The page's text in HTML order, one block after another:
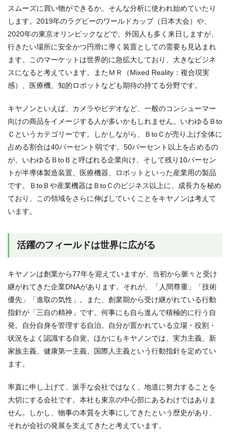
スムーズに買い物ができるか。そんな分析に使われ始めていたり
します。2019年のラグビーのワールドカップ（日本大会）や、
2020年の東京オリンピックなどで、外国人も多く来日しますが、
行きたい場所に安全かつ円滑に導く装置としての需要も見込まれ
ます。このマーケットは世界的に急拡大しており、大きなビジネ
スになると考えています。またＭＲ（Mixed Reality：複合現実
感）、医療機、知的ロボットなども期待の持てる分野です。
キヤノンといえば、カメラやビデオなど、一般のコンシューマー
向けの商品をイメージする人が多いかもしれません。いわゆるＢto
Ｃというカテゴリーです。しかしながら、ＢtoＣが売り上げ全体に
占める割合は40パーセント弱です。50パーセント以上を占めるの
が、いわゆるＢtoＢと呼ばれる企業向け、そして残り10パーセン
トが半導体製造装置、医療機器、ロボットといった産業用の製品
です。ＢtoＢや産業機器はＢtoＣのビジネス以上に、成長力を秘め
ており、この領域をさらに伸ばしていくことをキヤノンは考えて
います。
活躍のフィールドは世界に広がる
キヤノンは創業から77年を迎えていますが、当初から脈々と受け
継がれてきた企業DNAがあります。それが、「人間尊重」「技術
優先」「進取の気性」。また、創業期から受け継がれている行動
指針が「三自の精神」です。何事にも自ら進んで積極的に行う自
発。自分自身を管理する自治。自分が置かれている立場・役割・
状況をよく認識する自覚。ほかにもキヤノンでは、実力主義、新
家族主義、健康第一主義、国際人主義という行動指針を定めてい
ます。
率直に申し上げて、派手な会社ではなく、地道に努力することを
大切にする会社です。本社も東京の中心部にあるわけではありま
せん。しかし、物事の本質を大事にしてきたという歴史があり、
それが会社の発展を支えてきたと考えています。